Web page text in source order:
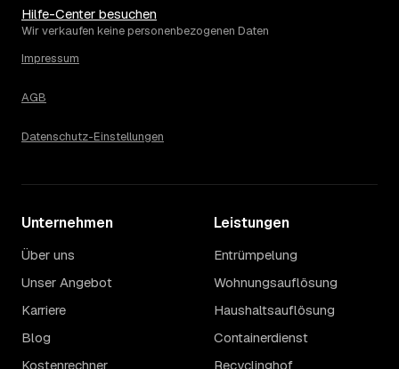
Hilfe-Center besuchen
Wir verkaufen keine personenbezogenen Daten
Impressum
AGB
Datenschutz-Einstellungen
Unternehmen
Über uns
Unser Angebot
Karriere
Blog
Kostenrechner
Leistungen
Entrümpelung
Wohnungsauflösung
Haushaltsauflösung
Containerdienst
Recyclinghof